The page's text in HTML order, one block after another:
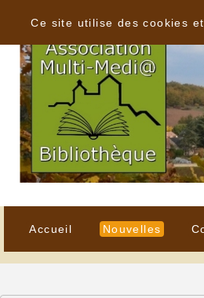
Accueil Nouvelles
Ce site utilise des cookies